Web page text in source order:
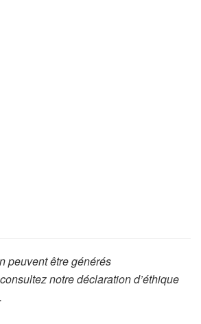
peuvent être générés
notre déclaration d’éthique